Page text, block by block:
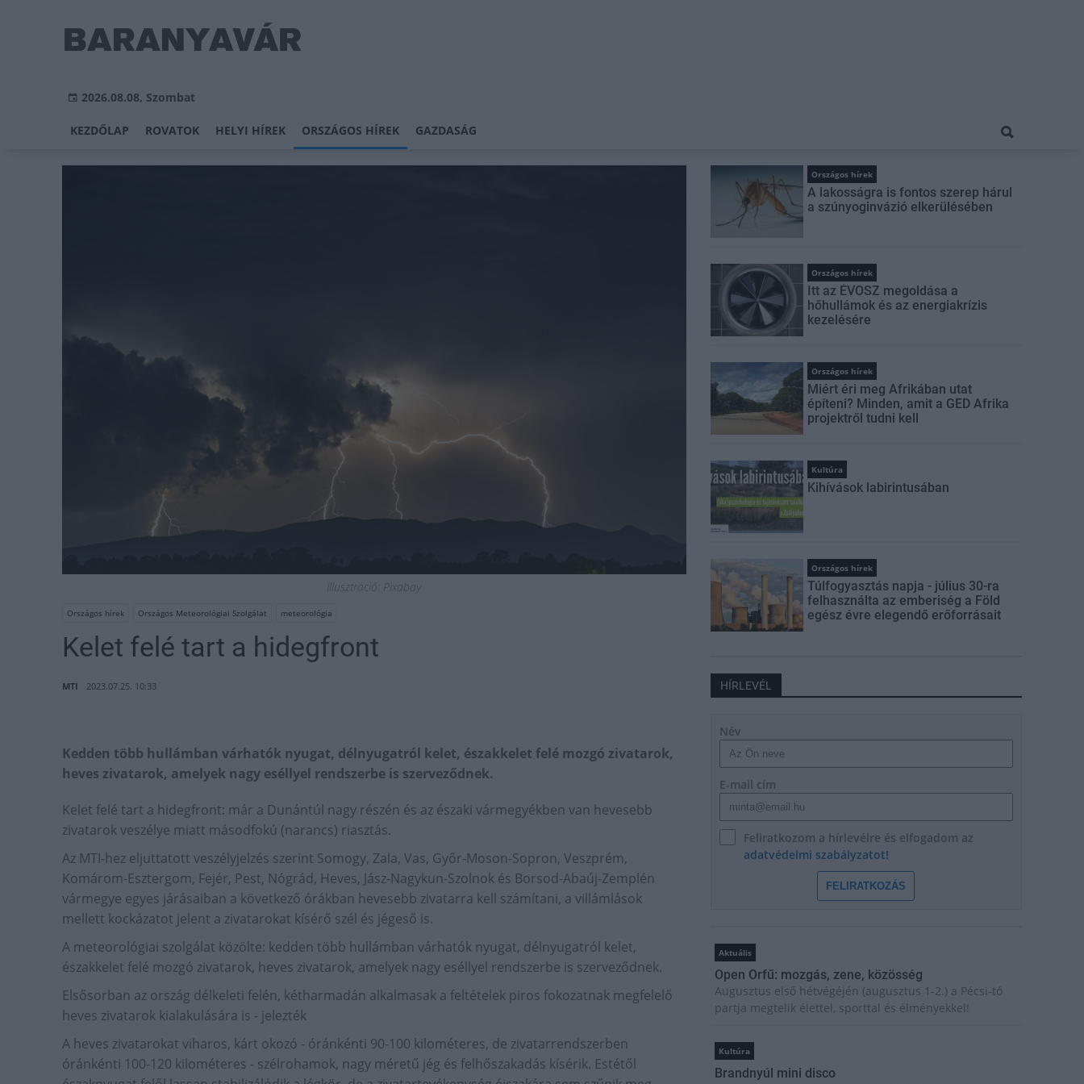
2026.08.08, Szombat
KEZDŐLAP ROVATOK HELYI HÍREK ORSZÁGOS HÍREK GAZDASÁG
Illusztráció: Pixabay
Országos hírek Országos Meteorológiai Szolgálat meteorológia
Kelet felé tart a hidegfront
MTI 2023.07.25. 10:33
Kedden több hullámban várhatók nyugat, délnyugatról kelet, északkelet felé mozgó zivatarok,
heves zivatarok, amelyek nagy eséllyel rendszerbe is szerveződnek.
Kelet felé tart a hidegfront: már a Dunántúl nagy részén és az északi vármegyékben van hevesebb
zivatarok veszélye miatt másodfokú (narancs) riasztás.
Az MTI-hez eljuttatott veszélyjelzés szerint Somogy, Zala, Vas, Győr-Moson-Sopron, Veszprém,
Komárom-Esztergom, Fejér, Pest, Nógrád, Heves, Jász-Nagykun-Szolnok és Borsod-Abaúj-Zemplén
vármegye egyes járásaiban a következő órákban hevesebb zivatarra kell számítani, a villámlások
mellett kockázatot jelent a zivatarokat kísérő szél és jégeső is.
A meteorológiai szolgálat közölte: kedden több hullámban várhatók nyugat, délnyugatról kelet,
északkelet felé mozgó zivatarok, heves zivatarok, amelyek nagy eséllyel rendszerbe is szerveződnek.
Elsősorban az ország délkeleti felén, kétharmadán alkalmasak a feltételek piros fokozatnak megfelelő
heves zivatarok kialakulására is - jelezték
A heves zivatarokat viharos, kárt okozó - óránkénti 90-100 kilométeres, de zivatarrendszerben
óránkénti 100-120 kilométeres - szélrohamok, nagy méretű jég és felhőszakadás kísérik. Estétől
Országos hírek
A lakosságra is fontos szerep hárul
a szúnyoginvázió elkerülésében
Országos hírek
Itt az ÉVOSZ megoldása a
hőhullámok és az energiakrízis
kezelésére
Országos hírek
Miért éri meg Afrikában utat
építeni? Minden, amit a GED Afrika
projektről tudni kell
Kultúra
Kihívások labirintusában
Országos hírek
Túlfogyasztás napja - július 30-ra
felhasználta az emberiség a Föld
egész évre elegendő erőforrásait
HÍRLEVÉL
Név
E-mail cím
Feliratkozom a hírlevélre és elfogadom az
adatvédelmi szabályzatot!
FELIRATKOZÁS
Aktuális
Open Orfű: mozgás, zene, közösség
Augusztus első hétvégéjén (augusztus 1-2.) a Pécsi-tó
partja megtelik élettel, sporttal és élményekkel!
Kultúra
Brandnyúl mini disco